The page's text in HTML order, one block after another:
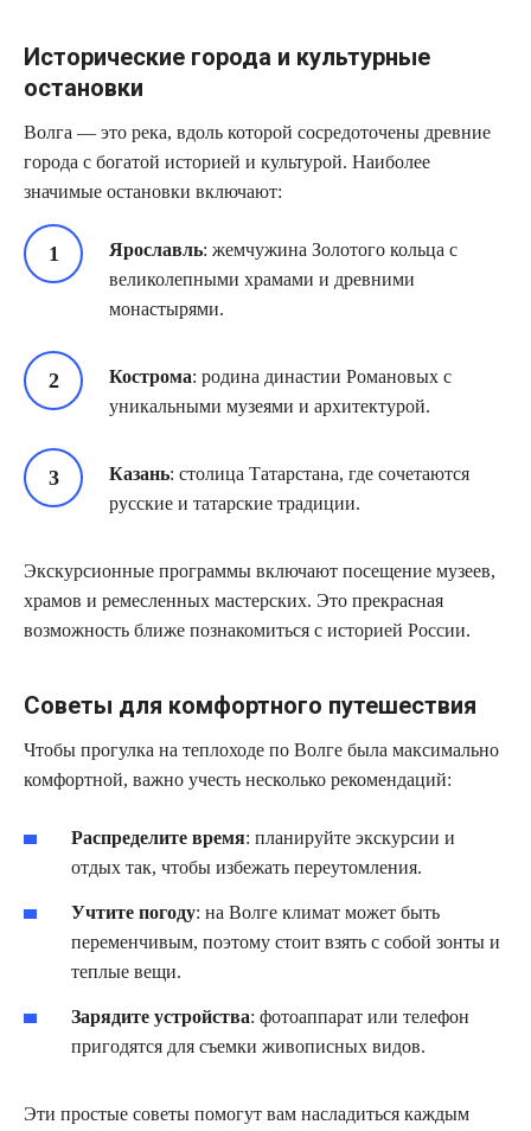
Исторические города и культурные
остановки
Волга — это река, вдоль которой сосредоточены древние
города с богатой историей и культурой. Наиболее
значимые остановки включают:
Ярославль: жемчужина Золотого кольца с
великолепными храмами и древними
монастырями.
Кострома: родина династии Романовых с
уникальными музеями и архитектурой.
Казань: столица Татарстана, где сочетаются
русские и татарские традиции.
Экскурсионные программы включают посещение музеев,
храмов и ремесленных мастерских. Это прекрасная
возможность ближе познакомиться с историей России.
Советы для комфортного путешествия
Чтобы прогулка на теплоходе по Волге была максимально
комфортной, важно учесть несколько рекомендаций:
Распределите время: планируйте экскурсии и
отдых так, чтобы избежать переутомления.
Учтите погоду: на Волге климат может быть
переменчивым, поэтому стоит взять с собой зонты и
теплые вещи.
Зарядите устройства: фотоаппарат или телефон
пригодятся для съемки живописных видов.
Эти простые советы помогут вам насладиться каждым